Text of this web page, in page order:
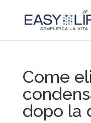
Come
dopo la